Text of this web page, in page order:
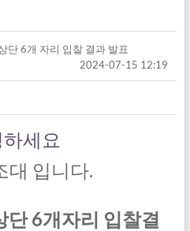
6개 자리 입찰 결과 발표
2024-07-15 12:19
세요
대 입니다.
6개자리 입찰결